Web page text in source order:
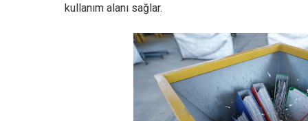
kullanım alanı sağlar.